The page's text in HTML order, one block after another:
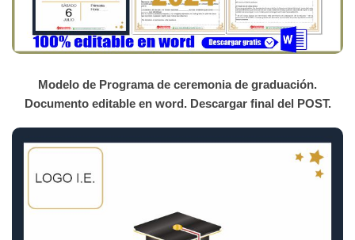
Modelo de Programa de ceremonia de graduación.
Documento editable en word. Descargar final del POST.